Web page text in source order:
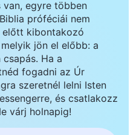
egyre többen
próféciái nem
előtt kibontakozó
jön el előbb: a
Ha a
fogadni az Úr
szeretnél lelni Isten
és csatlakozz
várj holnapig!